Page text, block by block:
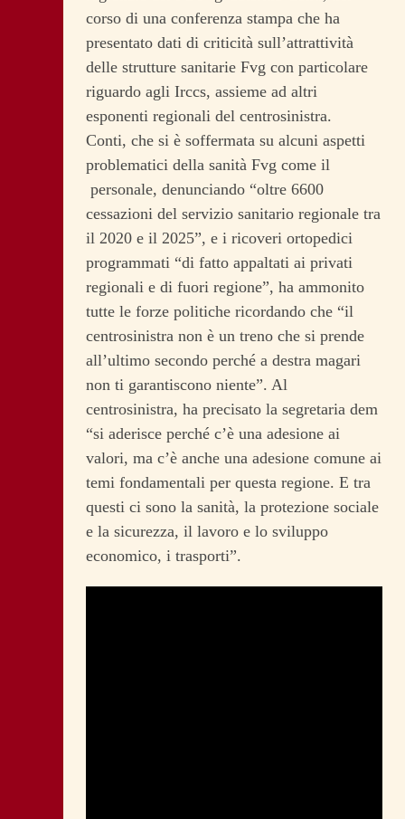
corso di una conferenza stampa che ha
presentato dati di criticità sull’attrattività
delle strutture sanitarie Fvg con particolare
riguardo agli Irccs, assieme ad altri
esponenti regionali del centrosinistra.
Conti, che si è soffermata su alcuni aspetti
problematici della sanità Fvg come il
personale, denunciando “oltre 6600
cessazioni del servizio sanitario regionale tra
il 2020 e il 2025”, e i ricoveri ortopedici
programmati “di fatto appaltati ai privati
regionali e di fuori regione”, ha ammonito
tutte le forze politiche ricordando che “il
centrosinistra non è un treno che si prende
all’ultimo secondo perché a destra magari
non ti garantiscono niente”. Al
centrosinistra, ha precisato la segretaria dem
“si aderisce perché c’è una adesione ai
valori, ma c’è anche una adesione comune ai
temi fondamentali per questa regione. E tra
questi ci sono la sanità, la protezione sociale
e la sicurezza, il lavoro e lo sviluppo
economico, i trasporti”.